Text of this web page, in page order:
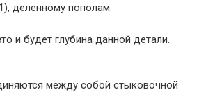
деленному пополам:
и будет глубина данной детали.
между собой стыковочной